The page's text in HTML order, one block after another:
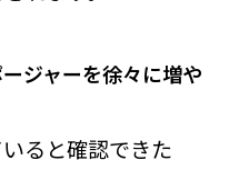
ジャーを徐々に増や
ると確認できた